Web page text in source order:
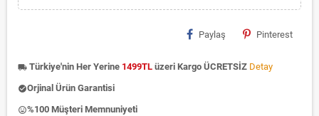
Paylaş Pinterest
local_shipping Türkiye'nin Her Yerine 1499TL üzeri Kargo ÜCRETSİZ Detay
check_circleOrjinal Ürün Garantisi
insert_emoticon%100 Müşteri Memnuniyeti